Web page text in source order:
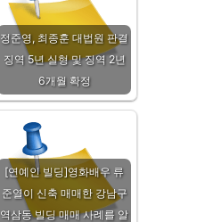
정준영, 최종훈 대법원 판결
징역 5년 실형 및 징역 2년
6개월 확정
[연예인 빌딩]영화배우 류
준열이 신축 매매한 강남구
역삼동 빌딩 매매 사례를 알